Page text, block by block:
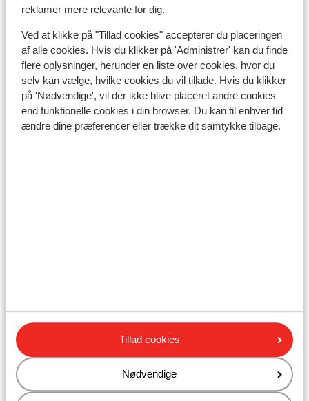
reklamer mere relevante for dig.
Ved at klikke på "Tillad cookies" accepterer du placeringen
af alle cookies. Hvis du klikker på 'Administrer' kan du finde
flere oplysninger, herunder en liste over cookies, hvor du
selv kan vælge, hvilke cookies du vil tillade. Hvis du klikker
på 'Nødvendige', vil der ikke blive placeret andre cookies
end funktionelle cookies i din browser. Du kan til enhver tid
ændre dine præferencer eller trække dit samtykke tilbage.
Tillad cookies
Nødvendige
Det tyrkiske køkken er alsidigt og internationalt.
Hotellerne tilbyder ofte retter i buffetform med et
internationalt præg. Tyrkiet er bedst kendt for sine
kebab-sandwiches. Hvis du kan lide søde sager, kan nu
nyde en kop tyrkisk te eventuelt med et lækkert stykke
baklava til.
Vi anbefaler, at du kun drikker vand fra flaske og aldrig
Transport:
Det er nemt og billigt at komme rundt med de lokale
minibusser, ”dolmus”. Der står i forruden, hvor bussen
kører til, og når du rækker hånden ud, stopper bussen.
Du betaler blot, inden du stiger af. Bussen stopper hvor